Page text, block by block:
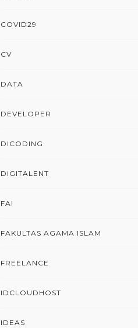
COVID29
CV
DATA
DEVELOPER
DICODING
DIGITALENT
FAI
FAKULTAS AGAMA ISLAM
FREELANCE
IDCLOUDHOST
IDEAS